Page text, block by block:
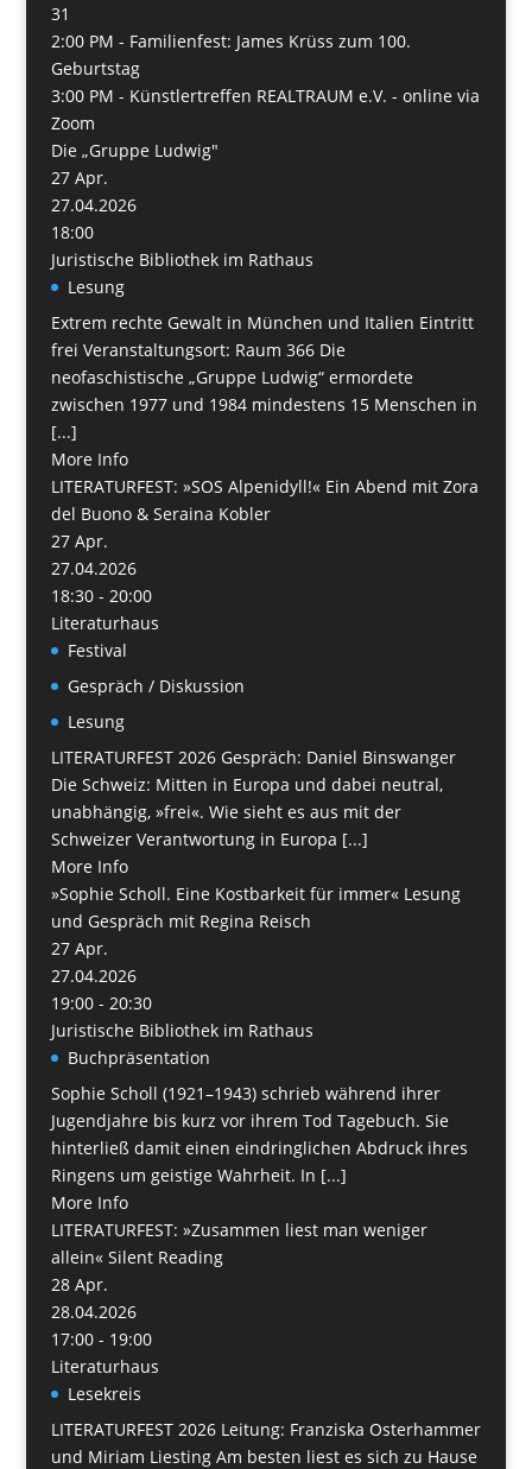
31
2:00 PM - Familienfest: James Krüss zum 100.
Geburtstag
3:00 PM - Künstlertreffen REALTRAUM e.V. - online via
Zoom
Die „Gruppe Ludwig"
27 Apr.
27.04.2026
18:00
Juristische Bibliothek im Rathaus
Lesung
Extrem rechte Gewalt in München und Italien Eintritt
frei Veranstaltungsort: Raum 366 Die
neofaschistische „Gruppe Ludwig“ ermordete
zwischen 1977 und 1984 mindestens 15 Menschen in
[...]
More Info
LITERATURFEST: »SOS Alpenidyll!« Ein Abend mit Zora
del Buono & Seraina Kobler
27 Apr.
27.04.2026
18:30 - 20:00
Literaturhaus
Festival
Gespräch / Diskussion
Lesung
LITERATURFEST 2026 Gespräch: Daniel Binswanger
Die Schweiz: Mitten in Europa und dabei neutral,
unabhängig, »frei«. Wie sieht es aus mit der
Schweizer Verantwortung in Europa [...]
More Info
»Sophie Scholl. Eine Kostbarkeit für immer« Lesung
und Gespräch mit Regina Reisch
27 Apr.
27.04.2026
19:00 - 20:30
Juristische Bibliothek im Rathaus
Buchpräsentation
Sophie Scholl (1921–1943) schrieb während ihrer
Jugendjahre bis kurz vor ihrem Tod Tagebuch. Sie
hinterließ damit einen eindringlichen Abdruck ihres
Ringens um geistige Wahrheit. In [...]
More Info
LITERATURFEST: »Zusammen liest man weniger
allein« Silent Reading
28 Apr.
28.04.2026
17:00 - 19:00
Literaturhaus
Lesekreis
LITERATURFEST 2026 Leitung: Franziska Osterhammer
und Miriam Liesting Am besten liest es sich zu Hause